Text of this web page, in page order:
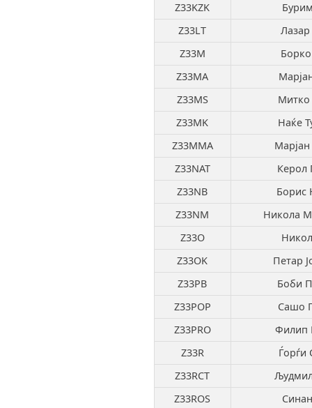
Z33KZK
Z33LT
Z33M
Z33MA
Z33MS
Митко
Z33MK
Наќе
Z33MMA
Z33NAT
Керол
Z33NB
Борис
Z33NM
Никола
Z33O
Z33OK
Петар
Z33PB
Боби
Z33POP
Сашо
Z33PRO
Филип
Z33R
Ѓорѓи
Z33RCT
Z33ROS